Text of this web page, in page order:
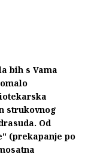
bih s Vama
strukovnog
Od
(prekapanje po